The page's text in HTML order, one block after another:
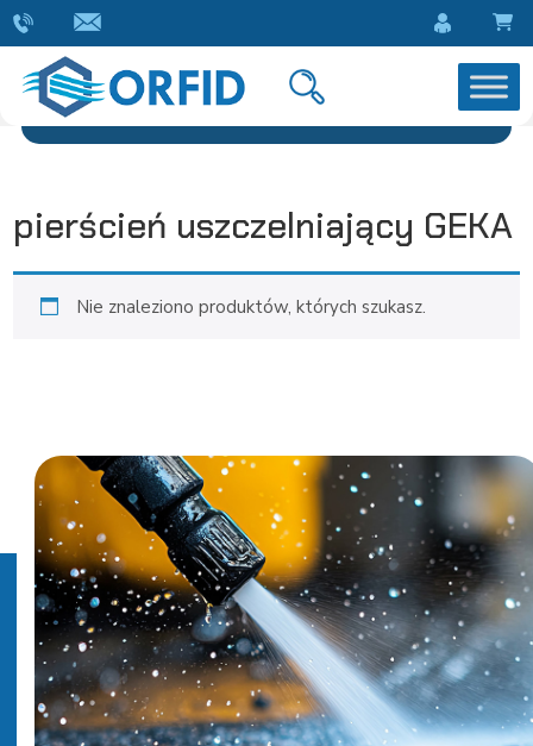
pierścień uszczelniający GEKA
Nie znaleziono produktów, których szukasz.